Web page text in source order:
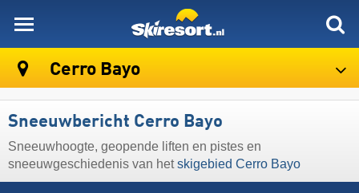
Cerro Bayo
Sneeuwbericht Cerro Bayo
Sneeuwhoogte, geopende liften en pistes en
sneeuwgeschiedenis van hetskigebied Cerro Bayo